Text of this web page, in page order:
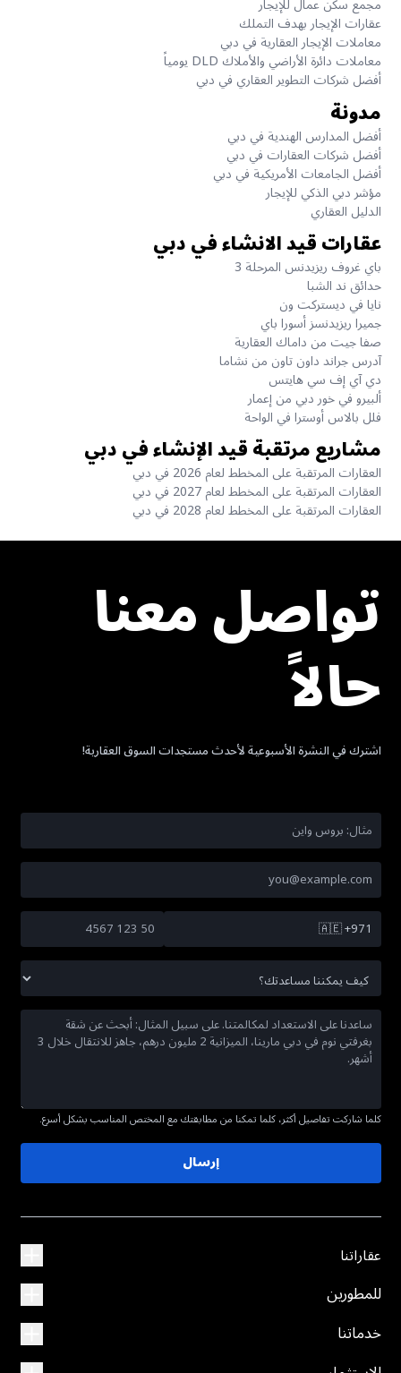
عقارات الإيجار بهدف التملك
معاملات الإيجار العقارية في دبي
معاملات دائرة الأراضي والأملاك DLD يومياً
أفضل شركات التطوير العقاري في دبي
مدونة
أفضل المدارس الهندية في دبي
أفضل شركات العقارات في دبي
أفضل الجامعات الأمريكية في دبي
مؤشر دبي الذكي للإيجار
الدليل العقاري
عقارات قيد الانشاء في دبي
باي غروف ريزيدنس المرحلة 3
حدائق ند الشبا
نايا في ديستركت ون
جميرا ريزيدنسز أسورا باي
صفا جيت من داماك العقارية
آدرس جراند داون تاون من نشاما
دي آي إف سي هايتس
ألبيرو في خور دبي من إعمار
فلل بالاس أوسترا في الواحة
مشاريع مرتقبة قيد الإنشاء في دبي
العقارات المرتقبة على المخطط لعام 2026 في دبي
العقارات المرتقبة على المخطط لعام 2027 في دبي
العقارات المرتقبة على المخطط لعام 2028 في دبي
تواصل معنا
حالاً
اشترك في النشرة الأسبوعية لأحدث مستجدات السوق العقارية!
🇦🇪+971
كلما شاركت تفاصيل أكثر، كلما تمكنا من مطابقتك مع المختص المناسب بشكل أسرع.
إرسال
عقاراتنا
للمطورين
خدماتنا